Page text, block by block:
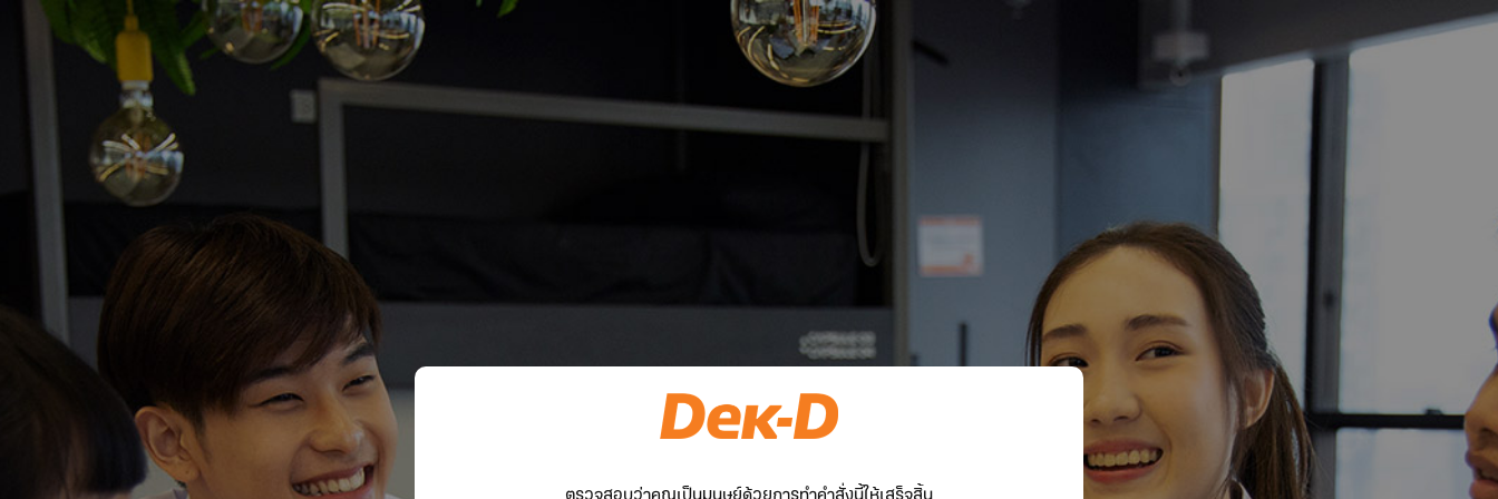
ตรวจสอบว่าคุณเป็นมนุษย์ด้วยการทำคำสั่งนี้ให้เสร็จสิ้น